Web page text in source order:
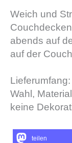
Weich und
abends auf
auf der
Wahl,
keine
teilen